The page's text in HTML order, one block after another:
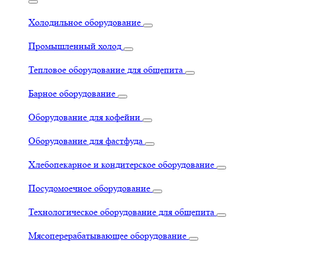
Холодильное оборудование
Промышленный холод
Тепловое оборудование для общепита
Барное оборудование
Оборудование для кофейни
Оборудование для фастфуда
Хлебопекарное и кондитерское оборудование
Посудомоечное оборудование
Технологическое оборудование для общепита
Мясоперерабатывающее оборудование